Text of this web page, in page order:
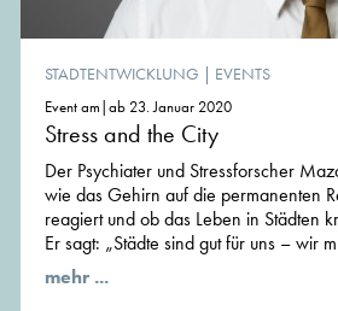
STADTENTWICKLUNG | EVENTS
Event am|ab 23. Januar 2020
Stress and the City
Der Psychiater und Stressforscher
wie das Gehirn auf die permanenten
reagiert und ob das Leben in Städten
Er sagt: „Städte sind gut für uns – wir
mehr ...